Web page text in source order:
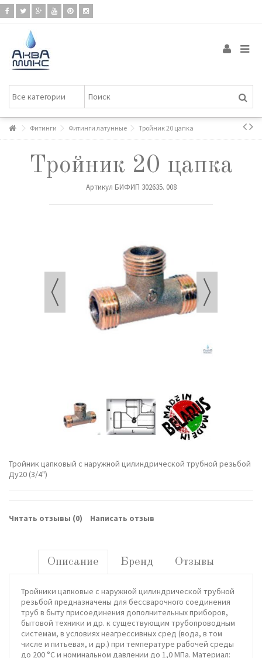
Фитинги Фитинги латунные Тройник 20 цапка
Тройник 20 цапка
Артикул БИФИП 302635. 008
Тройник цапковый с наружной цилиндрической трубной резьбой
Ду20 (3/4")
Читать отзывы (0) Написать отзыв
Описание Бренд Отзывы
Тройники цапковые с наружной цилиндрической трубной
резьбой предназначены для бессварочного соединения
труб в быту присоединения дополнительных приборов,
бытовой техники и др. к существующим трубопроводным
системам, в условиях неагрессивных сред (вода, в том
числе и питьевая, и др.) при температуре рабочей среды
до 200 °С и номинальном давлении до 1,0 МПа. Материал: